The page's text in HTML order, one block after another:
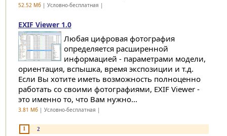
52.52 Мб| Условно-бесплатная |
EXIF Viewer 1.0
Любая цифровая фотография
определяется расширенной
информацией - параметрами модели,
ориентация, вспышка, время экспозиции и т.д.
Если Вы хотите иметь возможность полноценно
работать со своими фотографиями, EXIF Viewer -
это именно то, что Вам нужно...
3.81 Мб| Условно-бесплатная |
1 2